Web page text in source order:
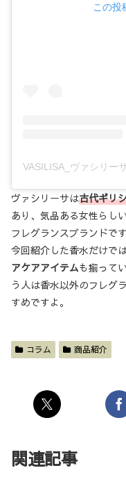
この投
ヴァシリーサは古代ギリ
あり、気品ある女性らし
フレグランスブランドです
今回紹介した香水だけで
アケアアイテムも揃って
う人は香水以外のフレグ
すめですよ。
コラム 商品紹介
関連記事